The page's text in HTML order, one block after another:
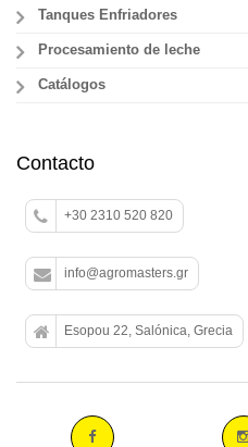
Tanques Enfriadores
Procesamiento de leche
Catálogos
Contacto
+30 2310 520 820
info@agromasters.gr
Esopou 22, Salónica, Grecia